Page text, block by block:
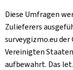
Diese Umfragen
Zulieferers
surveygizmo.eu
Vereinigten
aufbewahrt. Das